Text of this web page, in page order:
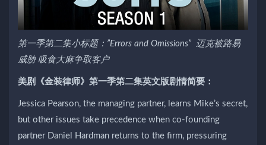
第一季第二集小标题：”Errors and Omissions” 迈克被路易
威胁 吸食大麻争取客户
美剧《金装律师》第一季第二集英文版剧情简要：
Jessica Pearson, the managing partner, learns Mike’s secret,
but other issues take precedence when co-founding
partner Daniel Hardman returns to the firm, pressuring